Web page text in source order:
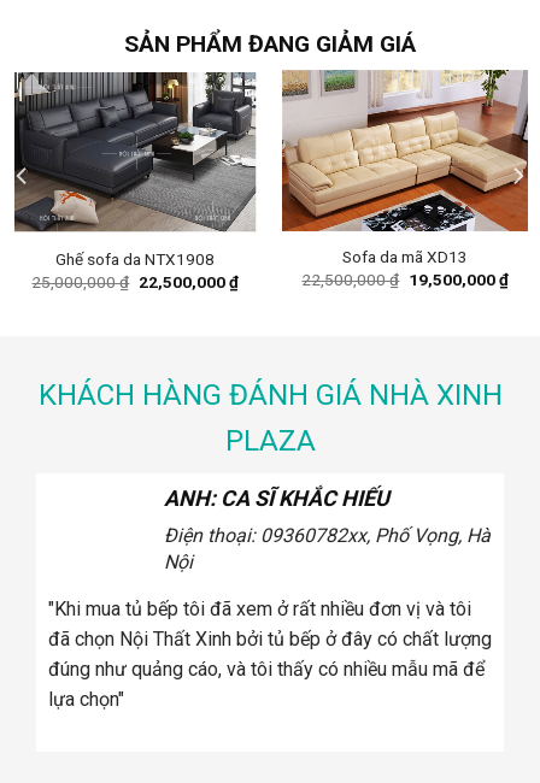
SẢN PHẨM ĐANG GIẢM GIÁ
Ghế sofa da NTX1908
25,000,000₫ Original
price
22,500,000₫Current
price
Sofa da mã XD13
22,500,000₫ Original
price
19,500,000₫
KHÁCH HÀNG ĐÁNH GIÁ NHÀ XINH
PLAZA
ANH: CA SĨ KHẮC HIẾU
Điện thoại: 09360782xx, Phố Vọng, Hà
Nội
"Khi mua tủ bếp tôi đã xem ở rất nhiều đơn vị và tôi
đã chọn Nội Thất Xinh bởi tủ bếp ở đây có chất lượng
đúng như quảng cáo, và tôi thấy có nhiều mẫu mã để
lựa chọn"